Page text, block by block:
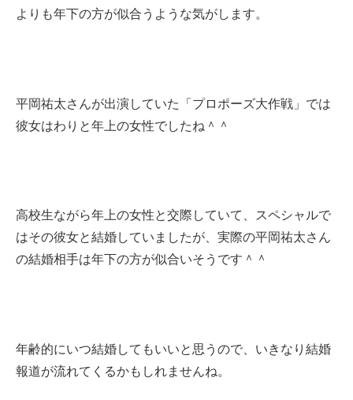
よりも年下の方が似合うような気がします。
平岡祐太さんが出演していた「プロポーズ大作戦」では
彼女はわりと年上の女性でしたね＾＾
高校生ながら年上の女性と交際していて、スペシャルで
はその彼女と結婚していましたが、実際の平岡祐太さん
の結婚相手は年下の方が似合いそうです＾＾
年齢的にいつ結婚してもいいと思うので、いきなり結婚
報道が流れてくるかもしれませんね。